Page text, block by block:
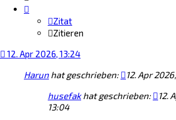
Zitat
Zitieren
12. Apr 2026, 13:24
Harun hat geschrieben:
12. Apr
husefakhat geschrieben:
12.
13:04